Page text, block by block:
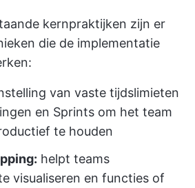
kernpraktijken zijn er
die de implementatie
van vaste tijdslimieten
en Sprints om het team
te houden
helpt teams
visualiseren en functies of